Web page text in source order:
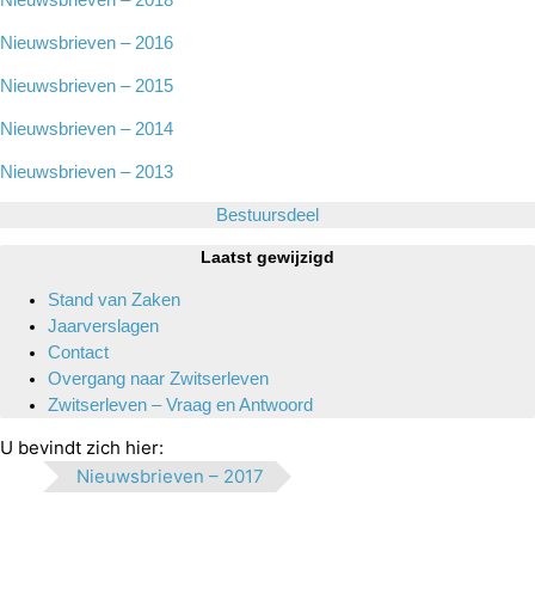
Nieuwsbrieven – 2016
Nieuwsbrieven – 2015
Nieuwsbrieven – 2014
Nieuwsbrieven – 2013
Bestuursdeel
Laatst gewijzigd
Stand van Zaken
Jaarverslagen
Contact
Overgang naar Zwitserleven
Zwitserleven – Vraag en Antwoord
U bevindt zich hier:
Nieuwsbrieven – 2017